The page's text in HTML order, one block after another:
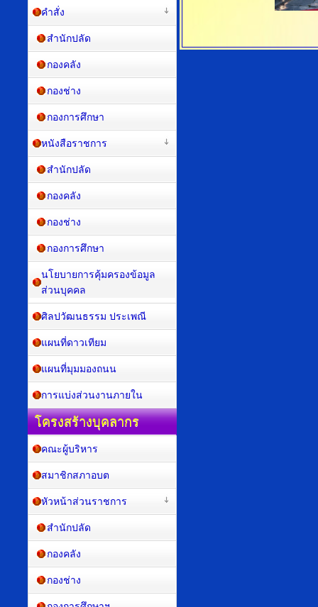
คำสั่ง
สำนักปลัด
กองคลัง
กองช่าง
กองการศึกษา
หนังสือราชการ
สำนักปลัด
กองคลัง
กองช่าง
กองการศึกษา
นโยบายการคุ้มครองข้อมูล
ส่วนบุคคล
ศิลปวัฒนธรรม ประเพณี
แผนที่ดาวเทียม
แผนที่มุมมองถนน
การแบ่งส่วนงานภายใน
โครงสร้างบุคลากร
คณะผู้บริหาร
สมาชิกสภาอบต
หัวหน้าส่วนราชการ
สำนักปลัด
กองคลัง
กองช่าง